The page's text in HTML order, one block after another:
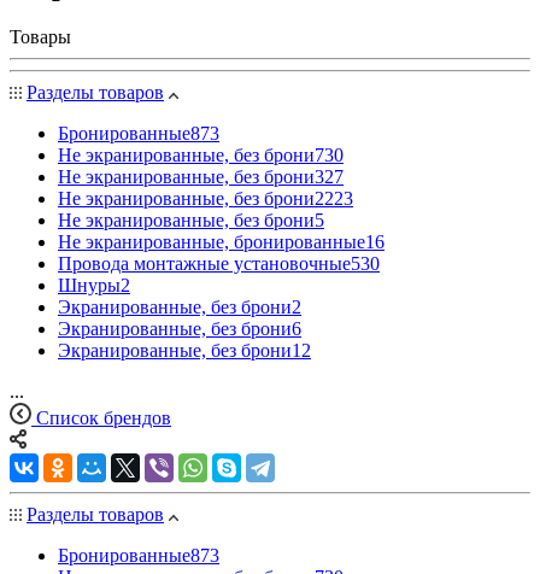
Товары
Разделы товаров
Бронированные873
Не экранированные, без брони730
Не экранированные, без брони327
Не экранированные, без брони2223
Не экранированные, без брони5
Не экранированные, бронированные16
Провода монтажные установочные530
Шнуры2
Экранированные, без брони2
Экранированные, без брони6
Экранированные, без брони12
...
Список брендов
Разделы товаров
Бронированные873